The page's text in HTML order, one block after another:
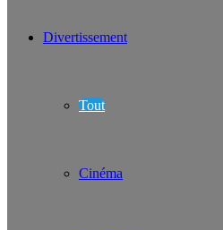
Divertissement
Tout
Cinéma